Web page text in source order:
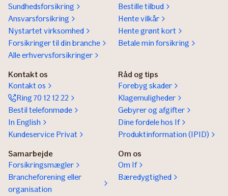
Sundhedsforsikring
Ansvarsforsikring
Nystartet virksomhed
Forsikringer til din branche
Alle erhvervsforsikringer
Bestille tilbud
Hente vilkår
Hente grønt kort
Betale min forsikring
Kontakt os
Kontakt os
Ring 70 12 12 22
Bestil telefonmøde
In English
Kundeservice Privat
Råd og tips
Forebyg skader
Klagemuligheder
Gebyrer og afgifter
Dine fordele hos If
Produktinformation (IPID)
Samarbejde
Forsikringsmægler
Brancheforening eller
organisation
Om os
Om If
Bæredygtighed